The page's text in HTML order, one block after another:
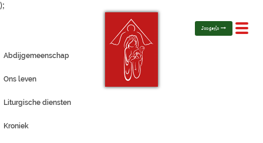
);
Toggle
Jongerlo
Abdijgemeenschap
Ons leven
Liturgische diensten
Kroniek